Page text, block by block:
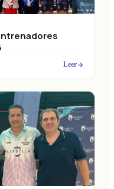
Leer